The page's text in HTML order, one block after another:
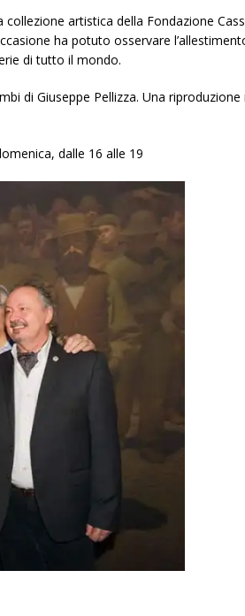
artistica della Fondazione
ha potuto osservare
di tutto il mondo.
di Giuseppe Pellizza. Una
dalle 16 alle 19